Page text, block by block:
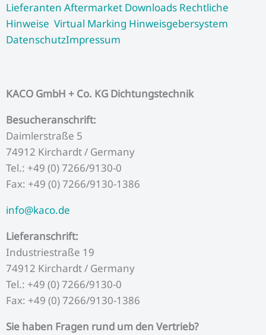
o
o
k
e
r
b
e
g
r
d
i
Lieferanten Aftermarket Downloads Rechtliche
Hinweise Virtual Marking Hinweisgebersystem
DatenschutzImpressum
KACO GmbH + Co. KG Dichtungstechnik
Besucheranschrift:
Daimlerstraße 5
74912 Kirchardt / Germany
Tel.: +49 (0) 7266/9130-0
Fax: +49 (0) 7266/9130-1386
info@kaco.de
Lieferanschrift:
Industriestraße 19
74912 Kirchardt / Germany
Tel.: +49 (0) 7266/9130-0
Fax: +49 (0) 7266/9130-1386
Sie haben Fragen rund um den Vertrieb?